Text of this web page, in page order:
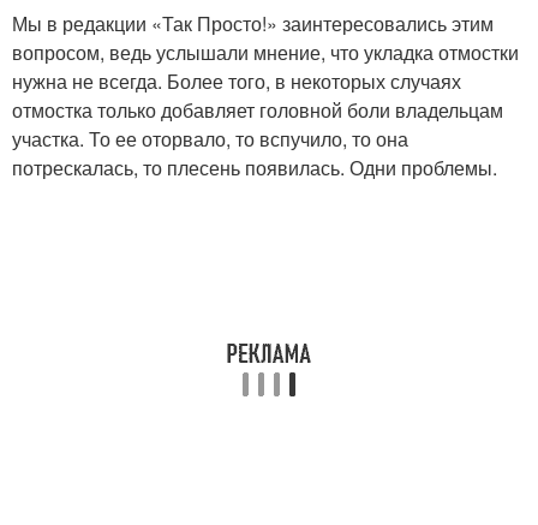
Мы в редакции «Так Просто!» заинтересовались этим
вопросом, ведь услышали мнение, что укладка отмостки
нужна не всегда. Более того, в некоторых случаях
отмостка только добавляет головной боли владельцам
участка. То ее оторвало, то вспучило, то она
потрескалась, то плесень появилась. Одни проблемы.